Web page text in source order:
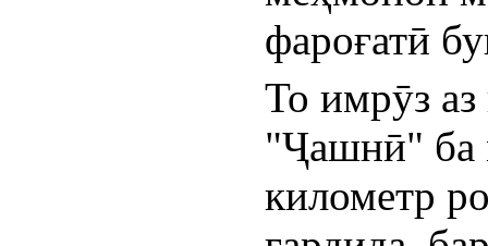
фароғатӣ
То имрӯз
"Ҷашнӣ" ба
километр